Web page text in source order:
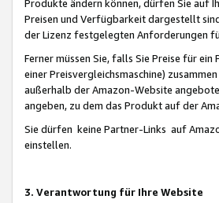
Produkte ändern können, dürfen Sie auf
Preisen und Verfügbarkeit dargestellt
der Lizenz festgelegten Anforderungen
Ferner müssen Sie, falls Sie Preise für
einer Preisvergleichsmaschine)
außerhalb der Amazon-Website
angeben, zu dem das Produkt auf der
Sie dürfen keine Partner-Links auf
einstellen.
3. Verantwortung für Ihre Website